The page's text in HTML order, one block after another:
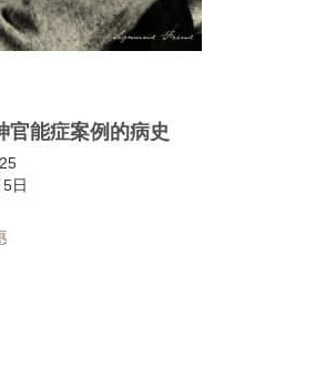
官能症案例的病史
日